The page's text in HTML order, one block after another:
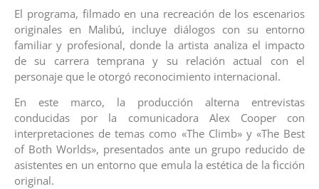
El programa, filmado en una recreación de los escenarios
originales en Malibú, incluye diálogos con su entorno
familiar y profesional, donde la artista analiza el impacto
de su carrera temprana y su relación actual con el
personaje que le otorgó reconocimiento internacional.
En este marco, la producción alterna entrevistas
conducidas por la comunicadora Alex Cooper con
interpretaciones de temas como «The Climb» y «The Best
of Both Worlds», presentados ante un grupo reducido de
asistentes en un entorno que emula la estética de la ficción
original.